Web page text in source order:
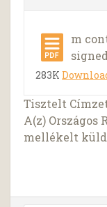
m
283K
Tisztelt
A(z) Országos
mellékelt